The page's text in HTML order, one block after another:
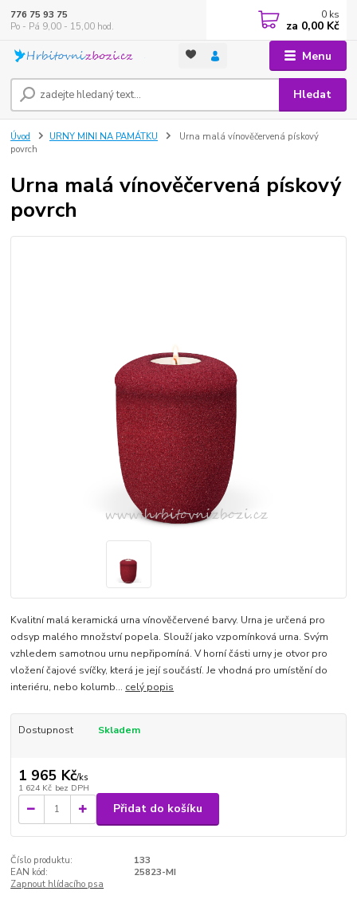
Menu
Hledat
776 75 93 75
Po - Pá 9,00 - 15,00 hod.
0 ks
za 0,00 Kč
Úvod URNY MINI NA PAMÁTKU
Urna malá vínověčervená pískový
povrch
Urna malá vínověčervená pískový
povrch
Kvalitní malá keramická urna vínověčervené barvy. Urna je určená pro
odsyp malého množství popela. Slouží jako vzpomínková urna. Svým
vzhledem samotnou urnu nepřipomíná. V horní části urny je otvor pro
vložení čajové svíčky, která je její součástí. Je vhodná pro umístění do
interiéru, nebo kolumb... celý popis
Dostupnost Skladem
1 965 Kč/ks
1 624 Kč bez DPH
Přidat do košíku
Číslo produktu:
133
EAN kód:
25823-MI
Zapnout hlídacího psa